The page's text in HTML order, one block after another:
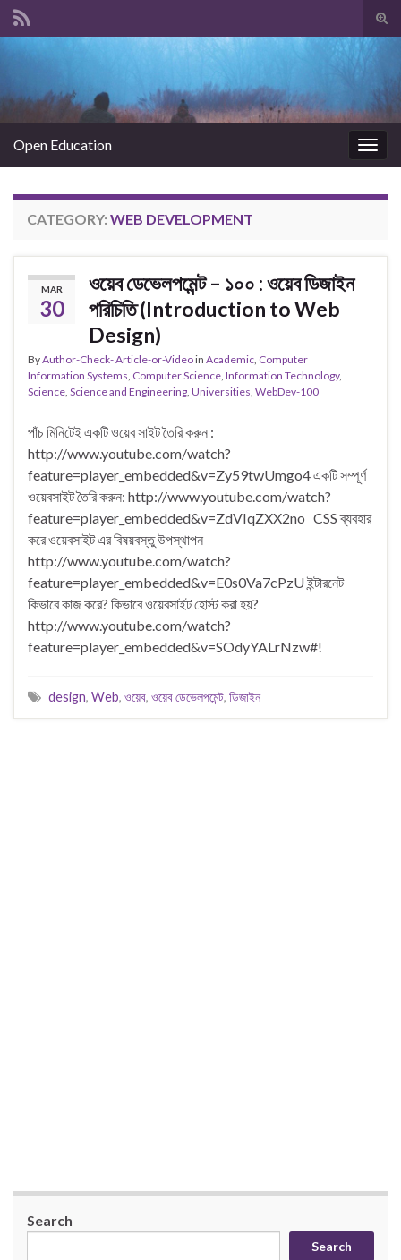
Open Education
CATEGORY: WEB DEVELOPMENT
MAR
30
ওয়েব ডেভেলপমেন্ট – ১০০ : ওয়েব ডিজাইন
পরিচিতি (Introduction to Web
Design)
ByAuthor-Check- Article-or-Videoin Academic Computer
Information Systems Computer Science Information Technology,
Science Science and Engineering Universities WebDev-100
পাঁচ মিনিটেই একটি ওয়েব সাইট তৈরি করুন :
http://www.youtube.com/watch?
feature=player_embedded&v=Zy59twUmgo4 একটি সম্পূর্ণ
ওয়েবসাইট তৈরি করুন: http://www.youtube.com/watch?
feature=player_embedded&v=ZdVIqZXX2no CSS ব্যবহার
করে ওয়েবসাইট এর বিষয়বস্তু উপস্থাপন
http://www.youtube.com/watch?
feature=player_embedded&v=E0s0Va7cPzU ইন্টারনেট
কিভাবে কাজ করে? কিভাবে ওয়েবসাইট হোস্ট করা হয়?
http://www.youtube.com/watch?
feature=player_embedded&v=SOdyYALrNzw#!
design, Web, ওয়েব, ওয়েব ডেভেলপমেন্ট, ডিজাইন
Search
Search